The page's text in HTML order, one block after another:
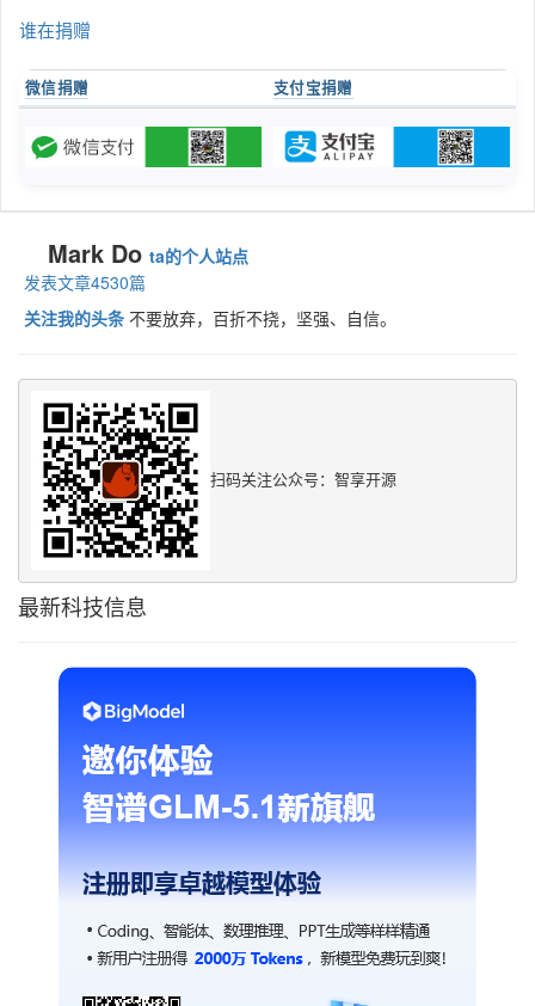
谁在捐赠
微信捐赠 支付宝捐赠
Mark Do ta的个人站点
发表文章4530篇
关注我的头条 不要放弃，百折不挠，坚强、自信。
扫码关注公众号：智享开源
最新科技信息